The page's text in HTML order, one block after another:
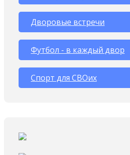
Дворовые встречи
Футбол - в каждый двор
Спорт для СВОих